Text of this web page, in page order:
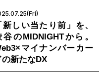
新しい当たり前」を、
谷のMIDNIGHTから。
マイナンバーカー
の新たなDX